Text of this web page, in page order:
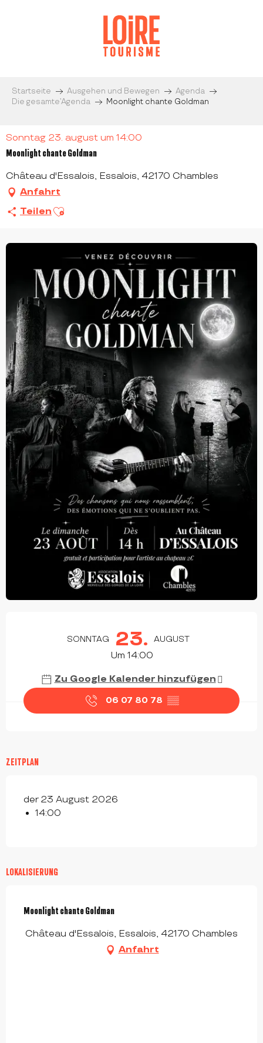
Startseite Ausgehen und Bewegen
Agenda
Die gesamte’Agenda
Moonlight chante Goldman
Sonntag 23. august um 14:00
Moonlight chante Goldman
Château d'Essalois, Essalois, 42170 Chambles
Anfahrt
Teilen Ajouter aux favoris
SONNTAG 23. AUGUST
Um 14:00
Zu Google Kalender hinzufügen
06 07 80 78 ▒▒
ZEITPLAN
der 23 August 2026
14:00
LOKALISIERUNG
Moonlight chante Goldman
Château d'Essalois, Essalois, 42170 Chambles
Anfahrt